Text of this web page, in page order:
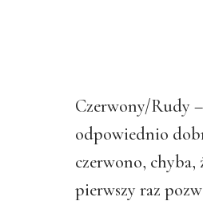
Czerwony/Rudy
odpowiednio
czerwono,
pierwszy raz